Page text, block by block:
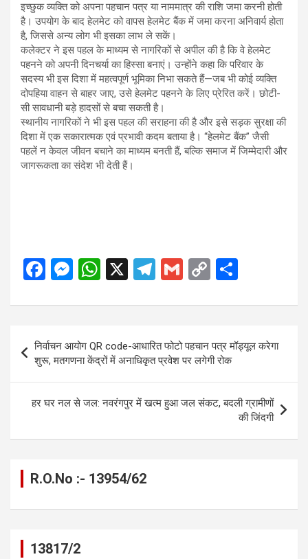
इच्छुक व्यक्ति को अपना पहचान पत्र या नाममात्र की राशि जमा करनी होती
है। उपयोग के बाद हेलमेट को वापस हेलमेट बैंक में जमा करना अनिवार्य होता
है, जिससे अन्य लोग भी इसका लाभ ले सकें।
कलेक्टर ने इस पहल के माध्यम से नागरिकों से अपील की है कि वे हेलमेट
पहनने को अपनी दिनचर्या का हिस्सा बनाएं। उन्होंने कहा कि परिवार के
सदस्य भी इस दिशा में महत्वपूर्ण भूमिका निभा सकते हैं—जब भी कोई व्यक्ति
दोपहिया वाहन से बाहर जाए, उसे हेलमेट पहनने के लिए प्रेरित करें। छोटी-
सी सावधानी बड़े हादसों से बचा सकती है।
स्थानीय नागरिकों ने भी इस पहल की सराहना की है और इसे सड़क सुरक्षा की
दिशा में एक सकारात्मक एवं प्रभावी कदम बताया है। “हेलमेट बैंक” जैसी
पहलें न केवल जीवन बचाने का माध्यम बनती हैं, बल्कि समाज में जिम्मेदारी और
जागरूकता का संदेश भी देती हैं।
F
ce
b
o
o
k
M
se
n
g
er
W
at
s
A
p
p
X
T
e
gr
a
m
G
ail
C
py
n
k
ar
e
Post
navigation
निर्वाचन आयोग QR code-आधारित फोटो पहचान पत्र मॉड्यूल करेगा
शुरू, मतगणना केंद्रों में अनाधिकृत प्रवेश पर लगेगी रोक
हर घर नल से जल: नवरंगपुर में खत्म हुआ जल संकट, बदली ग्रामीणों
की जिंदगी
R.O.No :- 13954/62
13817/2